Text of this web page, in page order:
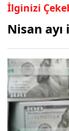
İlginizi
Nisan ayı